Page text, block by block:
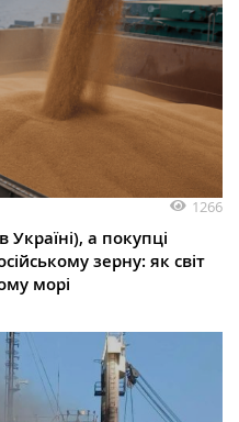
1266
а покупці
зерну: як світ
морі